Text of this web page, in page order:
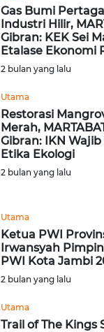
Gas Bumi
Industri Hilir,
Gibran: KEK Sei
Etalase Ekonomi
2 bulan yang lalu
Utama
Restorasi
Merah,
Gibran: IKN
Etika Ekologi
2 bulan yang lalu
Utama
Ketua PWI
Irwansyah
PWI Kota Jambi
2 bulan yang lalu
Utama
Trail of The Kings